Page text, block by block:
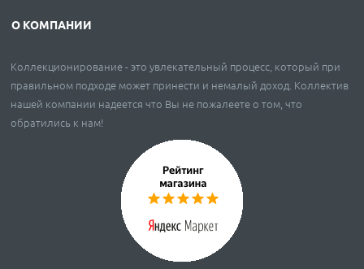
О КОМПАНИИ
Коллекционирование - это увлекательный процесс, который при
правильном подходе может принести и немалый доход. Коллектив
нашей компании надеется что Вы не пожалеете о том, что
обратились к нам!